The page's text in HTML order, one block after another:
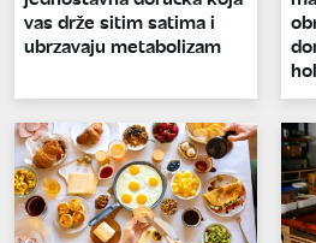
vas drže sitim satima i
ubrzavaju metabolizam